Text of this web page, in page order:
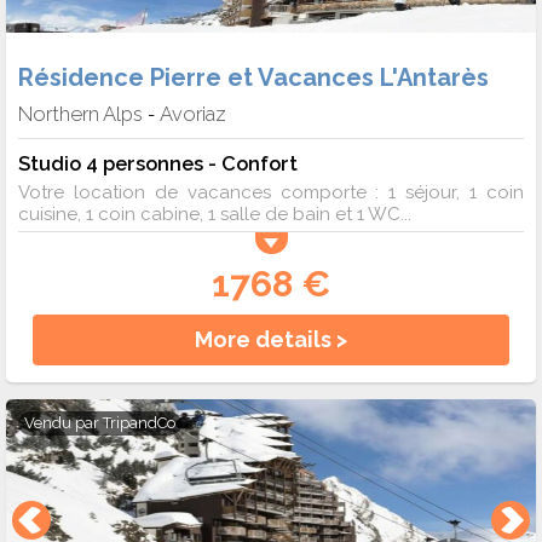
Résidence Pierre et Vacances L'Antarès
Northern Alps - Avoriaz
Studio 4 personnes - Confort
Votre location de vacances comporte : 1 séjour, 1 coin
cuisine, 1 coin cabine, 1 salle de bain et 1 WC...
1768 €
More details >
Vendu parTripandCo